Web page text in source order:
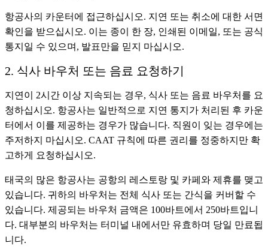
항공사의 카운터에 접근하십시오. 지연 또는 취소에 대한 서면
확인을 받으십시오. 이는 종이 한 장, 인쇄된 이메일, 또는 공식
통지일 수 있으며, 발표만을 믿지 마십시오.
2. 식사 바우처 또는 음료 요청하기
지연이 2시간 이상 지속되는 경우, 식사 또는 음료 바우처를 요
청하십시오. 항공사는 일반적으로 지연 통지가 처리된 후 카운
터에서 이를 제공하는 경우가 많습니다. 직원이 잊는 경우에는
주저하지 마십시오. CAAT 규칙에 따른 권리를 정중하지만 확
고하게 요청하십시오.
태국의 많은 항공사는 공항의 레스토랑 및 카페와 제휴를 맺고
있습니다. 귀하의 바우처는 전체 식사 또는 간식을 커버할 수
있습니다. 제공되는 바우처 금액은 100바트에서 250바트입니
다. 대부분의 바우처는 터미널 내에서만 유효하며 당일 만료됩
니다.